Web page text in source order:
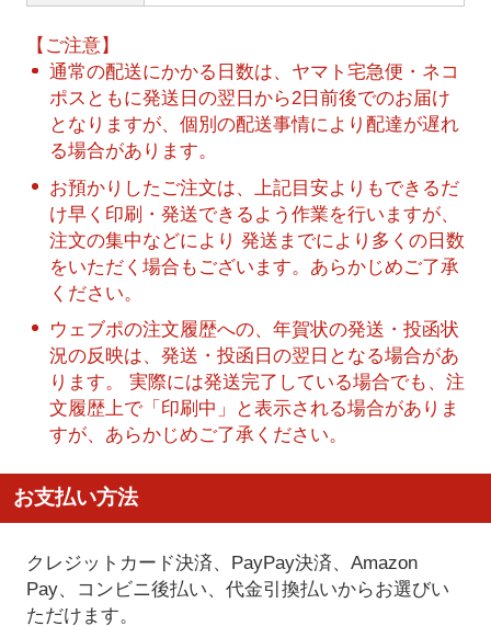
【ご注意】
通常の配送にかかる日数は、ヤマト宅急便・ネコ
ポスともに発送日の翌日から2日前後でのお届け
となりますが、個別の配送事情により配達が遅れ
る場合があります。
お預かりしたご注文は、上記目安よりもできるだ
け早く印刷・発送できるよう作業を行いますが、
注文の集中などにより 発送までにより多くの日数
をいただく場合もございます。あらかじめご了承
ください。
ウェブポの注文履歴への、年賀状の発送・投函状
況の反映は、発送・投函日の翌日となる場合があ
ります。 実際には発送完了している場合でも、注
文履歴上で「印刷中」と表示される場合がありま
すが、あらかじめご了承ください。
お支払い方法
クレジットカード決済、PayPay決済、Amazon
Pay、コンビニ後払い、代金引換払いからお選びい
ただけます。